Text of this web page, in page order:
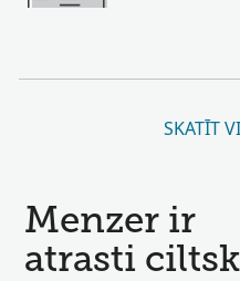
SKATĪT
Menzer ir
atrasti